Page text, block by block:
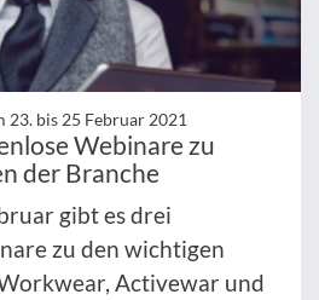
23. bis 25 Februar 2021
Webinare zu
der Branche
gibt es drei
zu den wichtigen
Activewar und